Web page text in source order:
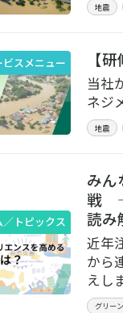
地震
ビスメニュー 【
当社
ネジ
地震
／トピックス
みん
戦 ―
読み
近年
から
えし
グリー